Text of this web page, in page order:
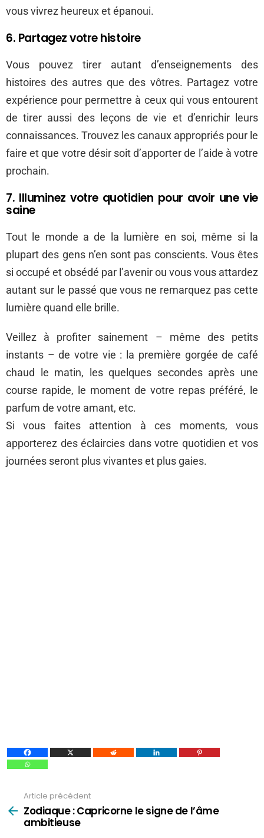
vous vivrez heureux et épanoui.
6. Partagez votre histoire
Vous pouvez tirer autant d’enseignements des
histoires des autres que des vôtres. Partagez votre
expérience pour permettre à ceux qui vous entourent
de tirer aussi des leçons de vie et d’enrichir leurs
connaissances. Trouvez les canaux appropriés pour le
faire et que votre désir soit d’apporter de l’aide à votre
prochain.
7. Illuminez votre quotidien pour avoir une vie
saine
Tout le monde a de la lumière en soi, même si la
plupart des gens n’en sont pas conscients. Vous êtes
si occupé et obsédé par l’avenir ou vous vous attardez
autant sur le passé que vous ne remarquez pas cette
lumière quand elle brille.
Veillez à profiter sainement – même des petits
instants – de votre vie : la première gorgée de café
chaud le matin, les quelques secondes après une
course rapide, le moment de votre repas préféré, le
parfum de votre amant, etc.
Si vous faites attention à ces moments, vous
apporterez des éclaircies dans votre quotidien et vos
journées seront plus vivantes et plus gaies.
plus
Article précédent
Zodiaque : Capricorne le signe de l’âme
ambitieuse